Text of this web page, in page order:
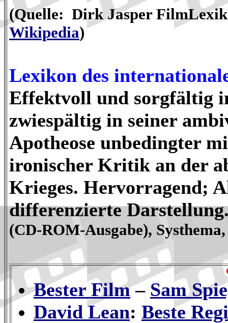
(Quelle: Dirk Jasper
Wikipedia)
Lexikon des
Effektvoll und sorgfältig
zwiespältig in seiner
Apotheose unbedingter
ironischer Kritik an der
Krieges. Hervorragend;
differenzierte
(CD-ROM-Ausgabe),
Bester Film– Sam
David Lean: Beste